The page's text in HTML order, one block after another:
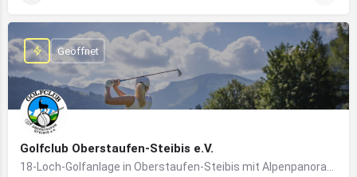
Golfclub Oberstaufen-Steibis e.V.
Geöffnet